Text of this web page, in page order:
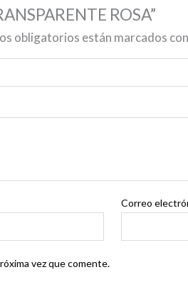
ROSA”
obligatorios están marcados con
Correo
vez que comente.